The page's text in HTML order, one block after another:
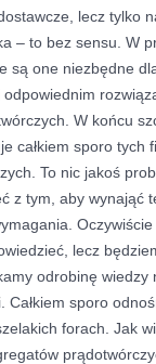
lecz tylko
– to bez sensu. W
są one niezbędne
W końcu
całkiem sporo tych
To nic jakoś
z tym, aby wynająć
lecz
odrobinę wiedzy
sporo
forach. Jak